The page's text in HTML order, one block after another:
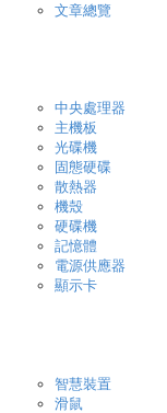
文章總覽
中央處理器
主機板
光碟機
固態硬碟
散熱器
機殼
硬碟機
記憶體
電源供應器
顯示卡
智慧裝置
滑鼠